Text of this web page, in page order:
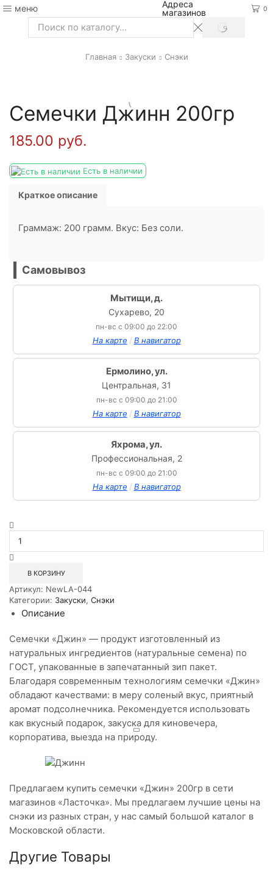
меню
Адреса
магазинов
0
Search
SEARCH
Главная Закуски Снэки
Семечки Джинн 200гр
185.00 руб.
Есть в наличии
Краткое описание
Граммаж: 200 грамм. Вкус: Без соли.
Самовывоз
Мытищи, д.
Сухарево, 20
пн-вс с 09:00 до 22:00
На карте / В навигатор
Ермолино, ул.
Центральная, 31
пн-вс с 09:00 до 21:00
На карте / В навигатор
Яхрома, ул.
Профессиональная, 2
пн-вс с 09:00 до 21:00
На карте / В навигатор
товара
Семечки
200грВ КОРЗИНУ
Артикул: NewLA-044
Категории: Закуски, Снэки
Описание
Семечки «Джин» — продукт изготовленный из
натуральных ингредиентов (натуральные семена) по
ГОСТ, упакованные в запечатанный зип пакет.
Благодаря современным технологиям семечки «Джин»
обладают качествами: в меру соленый вкус, приятный
аромат подсолнечника. Рекомендуется использовать
как вкусный подарок, закуска для киновечера,
корпоратива, выезда на природу.
Предлагаем купить семечки «Джин» 200гр в сети
магазинов «Ласточка». Мы предлагаем лучшие цены на
снэки из разных стран, у нас самый большой каталог в
Московской области.
Другие Товары